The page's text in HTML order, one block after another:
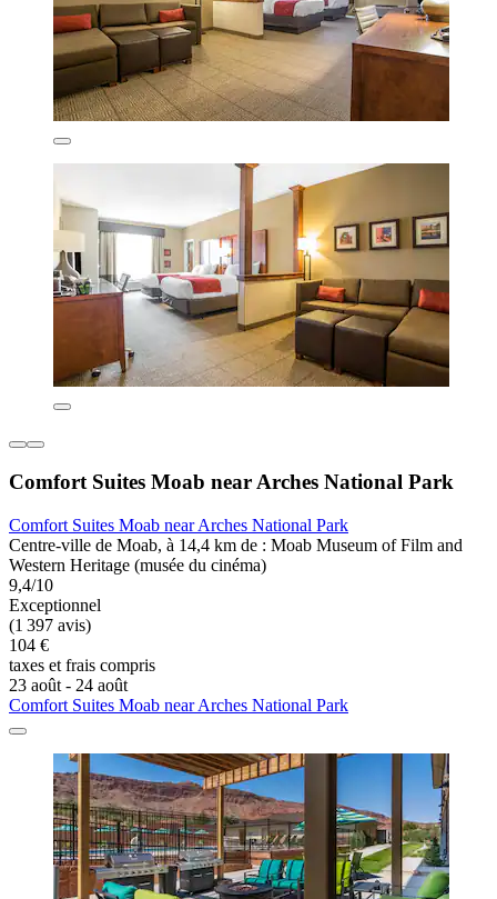
Comfort Suites Moab near Arches National Park
Comfort Suites Moab near Arches National Park
Centre-ville de Moab, à 14,4 km de : Moab Museum of Film and
Western Heritage (musée du cinéma)
9,4/10
Exceptionnel
(1 397 avis)
104 €
taxes et frais compris
23 août - 24 août
Comfort Suites Moab near Arches National Park